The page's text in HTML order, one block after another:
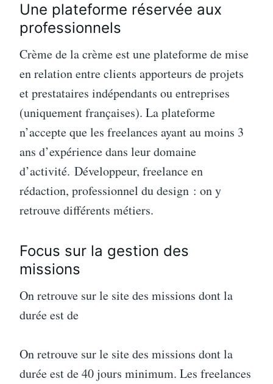
Une plateforme réservée aux
professionnels
Crème de la crème est une plateforme de mise
en relation entre clients apporteurs de projets
et prestataires indépendants ou entreprises
(uniquement françaises). La plateforme
n’accepte que les freelances ayant au moins 3
ans d’expérience dans leur domaine
d’activité. Développeur, freelance en
rédaction, professionnel du design : on y
retrouve différents métiers.
Focus sur la gestion des
missions
On retrouve sur le site des missions dont la
durée est de
On retrouve sur le site des missions dont la
durée est de 40 jours minimum. Les freelances